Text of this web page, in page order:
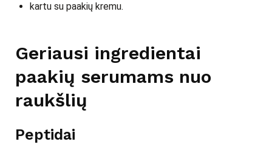
kartu su paakių kremu.
Geriausi ingredientai
paakių serumams nuo
raukšlių
Peptidai